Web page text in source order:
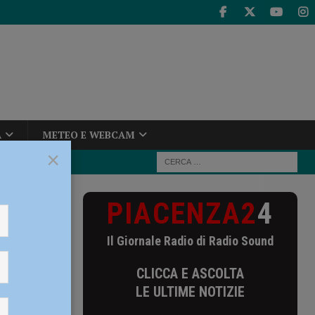
METEO E WEBCAM
Forlì supera
PIACENZA24
Il Giornale Radio di Radio Sound
CLICCA E ASCOLTA
LE ULTIME NOTIZIE
×